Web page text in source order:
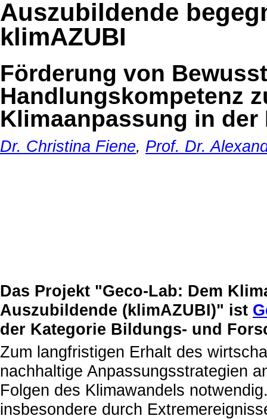
Auszubildende
klimAZUBI
Förderung von
Handlungskompetenz
Klimaanpassung in
Dr. Christina Fiene, Prof. Dr.
Das Projekt "Geco-Lab: Dem
Auszubildende (klimAZUBI)" ist
der Kategorie Bildungs- und
Zum langfristigen Erhalt des
nachhaltige Anpassungsstrategien
Folgen des Klimawandels
insbesondere durch